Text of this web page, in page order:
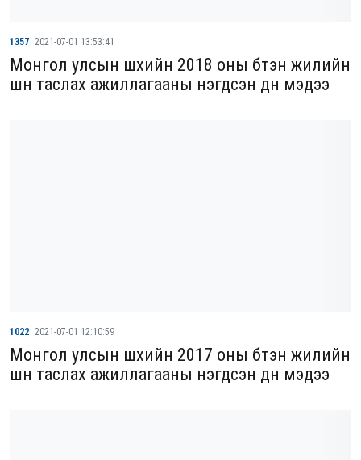
1357 2021-07-01 13:53:41
Монгол улсын шүүхийн 2018 оны бүтэн жилийн
шүүн таслах ажиллагааны нэгдсэн дүн мэдээ
1022 2021-07-01 12:10:59
Монгол улсын шүүхийн 2017 оны бүтэн жилийн
шүүн таслах ажиллагааны нэгдсэн дүн мэдээ